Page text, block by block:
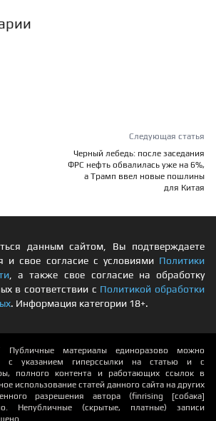
Следующая статья
Черный лебедь: после заседания
ФРС нефть обвалилась уже на 6%,
а Трамп ввел новые пошлины
для Китая
данным сайтом, Вы подтверждаете
и свое согласие с условиями Политики
, а также свое согласие на обработку
в соответствии с Политикой обработки
. Информация категории 18+.
Публичные материалы единоразово можно
с указанием гиперссылки на статью и с
полного контента и работающих ссылок в
использование статей данного сайта на других
разрешения автора (finrising [собака]
Непубличные (скрытые, платные) записи